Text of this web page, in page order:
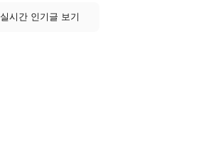
실시간 인기글 보기